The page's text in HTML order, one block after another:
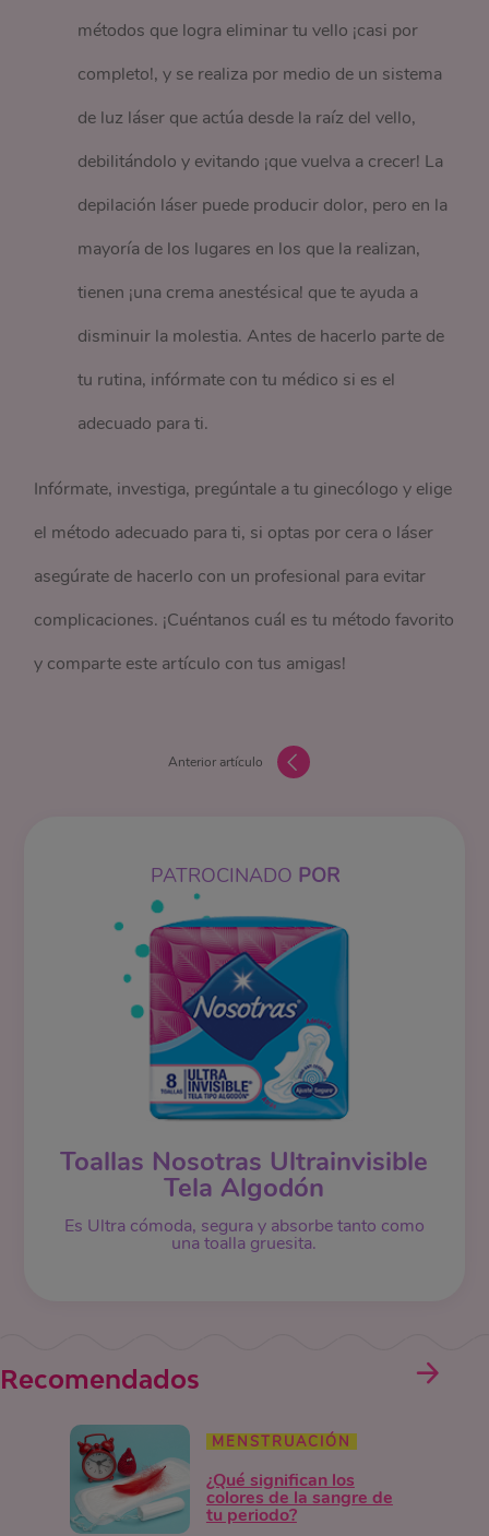
métodos que logra eliminar tu vello ¡casi por
completo!, y se realiza por medio de un sistema
de luz láser que actúa desde la raíz del vello,
debilitándolo y evitando ¡que vuelva a crecer! La
depilación láser puede producir dolor, pero en la
mayoría de los lugares en los que la realizan,
tienen ¡una crema anestésica! que te ayuda a
disminuir la molestia. Antes de hacerlo parte de
tu rutina, infórmate con tu médico si es el
adecuado para ti.
Infórmate, investiga, pregúntale a tu ginecólogo y elige
el método adecuado para ti, si optas por cera o láser
asegúrate de hacerlo con un profesional para evitar
complicaciones. ¡Cuéntanos cuál es tu método favorito
y comparte este artículo con tus amigas!
Anterior artículo
PATROCINADO POR
Toallas Nosotras Ultrainvisible
Tela Algodón
Es Ultra cómoda, segura y absorbe tanto como
una toalla gruesita.
Recomendados
MENSTRUACIÓN
¿Qué significan los
colores de la sangre de
tu periodo?